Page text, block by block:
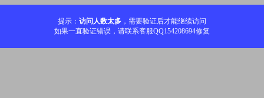
提示： 访问人数太多 ，需要验证后才能继续访问
如果一直验证错误，请联系客服QQ154208694修复